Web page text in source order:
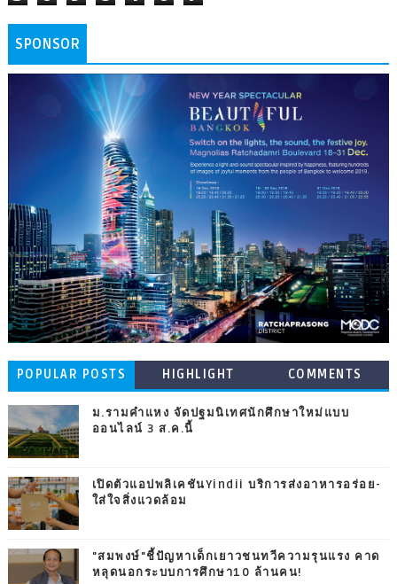
SPONSOR
POPULAR POSTS HIGHLIGHT COMMENTS
ม.รามคำแหง จัดปฐมนิเทศนักศึกษาใหม่แบบ
ออนไลน์ 3 ส.ค.นี้
เปิดตัวแอปพลิเคชันYindii บริการส่งอาหารอร่อย-
ใส่ใจสิ่งแวดล้อม
"สมพงษ์"ชี้ปัญหาเด็กเยาวชนทวีความรุนแรง คาด
หลุดนอกระบบการศึกษา10 ล้านคน!